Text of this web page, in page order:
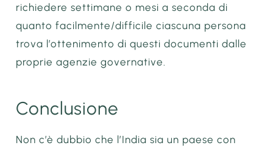
richiedere settimane o mesi a seconda di
quanto facilmente/difficile ciascuna persona
trova l’ottenimento di questi documenti dalle
proprie agenzie governative.
Conclusione
Non c’è dubbio che l’India sia un paese con